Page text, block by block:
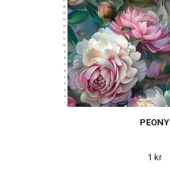
PEONY
1 kr